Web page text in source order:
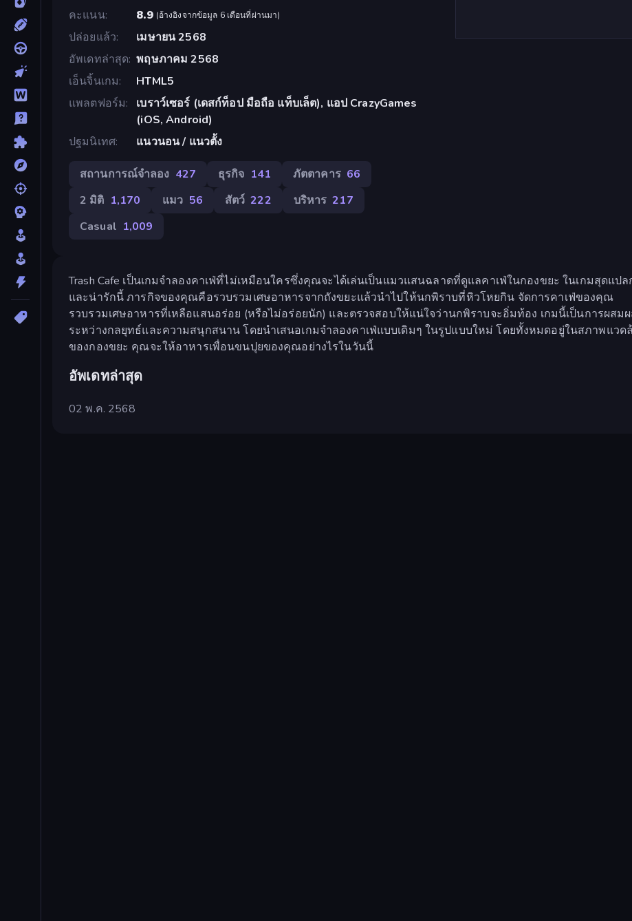
คะแนน
8.9 (อ้างอิงจากข้อมูล 6 เดือนที่ผ่านมา)
ปล่อยแล้ว
เมษายน 2568
อัพเดทล่าสุด พฤษภาคม 2568
เอ็นจิ้นเกม
HTML5
แพลตฟอร์ม
เบราว์เซอร์ (เดสก์ท็อป มือถือ แท็บเล็ต), แอป CrazyGames
(iOS, Android)
ปฐมนิเทศ
แนวนอน / แนวตั้ง
สถานการณ์จำลอง 427 ธุรกิจ 141 ภัตตาคาร 66
2 มิติ 1,170 แมว 56 สัตว์ 222 บริหาร 217
Casual 1,009
Trash Cafe เป็นเกมจำลองคาเฟ่ที่ไม่เหมือนใครซึ่งคุณจะได้เล่นเป็นแมวแสนฉลาดที่ดูแลคาเฟ่ในกองขยะ ในเกมสุดแปล
และน่ารักนี้ ภารกิจของคุณคือรวบรวมเศษอาหารจากถังขยะแล้วนำไปให้นกพิราบที่หิวโหยกิน จัดการคาเฟ่ของคุณ
รวบรวมเศษอาหารที่เหลือแสนอร่อย (หรือไม่อร่อยนัก) และตรวจสอบให้แน่ใจว่านกพิราบจะอิ่มท้อง เกมนี้เป็นการผสม
ระหว่างกลยุทธ์และความสนุกสนาน โดยนำเสนอเกมจำลองคาเฟ่แบบเดิมๆ ในรูปแบบใหม่ โดยทั้งหมดอยู่ในสภาพแวด
ของกองขยะ คุณจะให้อาหารเพื่อนขนปุยของคุณอย่างไรในวันนี้
อัพเดทล่าสุด
02 พ.ค. 2568